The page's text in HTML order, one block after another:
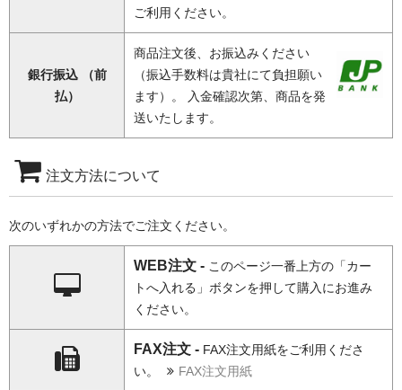
ご利用ください。
銀行振込 （前
払）
商品注文後、お振込みください
（振込手数料は貴社にて負担願い
ます）。 入金確認次第、商品を発
送いたします。
注文方法について
次のいずれかの方法でご注文ください。
WEB注文 - このページ一番上方の「カー
トへ入れる」ボタンを押して購入にお進み
ください。
FAX注文 - FAX注文用紙をご利用くださ
い。
FAX注文用紙